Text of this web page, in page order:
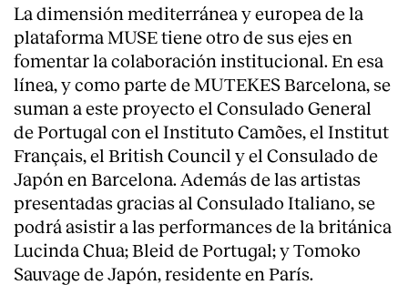
La dimensión mediterránea y europea de la
plataforma MUSE tiene otro de sus ejes en
fomentar la colaboración institucional. En esa
línea, y como parte de MUTEKES Barcelona, se
suman a este proyecto el Consulado General
de Portugal con el Instituto Camões, el Institut
Français, el British Council y el Consulado de
Japón en Barcelona. Además de las artistas
presentadas gracias al Consulado Italiano, se
podrá asistir a las performances de la británica
Lucinda Chua; Bleid de Portugal; y Tomoko
Sauvage de Japón, residente en París.